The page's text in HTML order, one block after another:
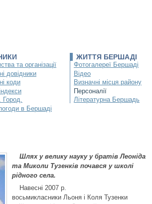
та організації
довідники
коди
Город.
в Бершаді
ЖИТТЯ БЕРШАДІ
Фотогалереї Бершаді
Відео
Визначні місця району
Персоналії
Літературна Бершадь
Шлях у велику науку у братів Леоніда
та Миколи Тузенків почався у школі
рідного села.
Навесні 2007 р.
восьмикласники Льоня і Коля Тузенки